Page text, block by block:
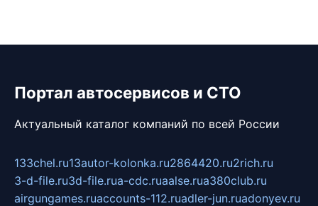
Портал автосервисов и СТО
Актуальный каталог компаний по всей России
133chel.ru13autor-kolonka.ru2864420.ru2rich.ru
3-d-file.ru3d-file.rua-cdc.ruaalse.rua380club.ru
airgungames.ruaccounts-112.ruadler-jun.ruadonyev.ru